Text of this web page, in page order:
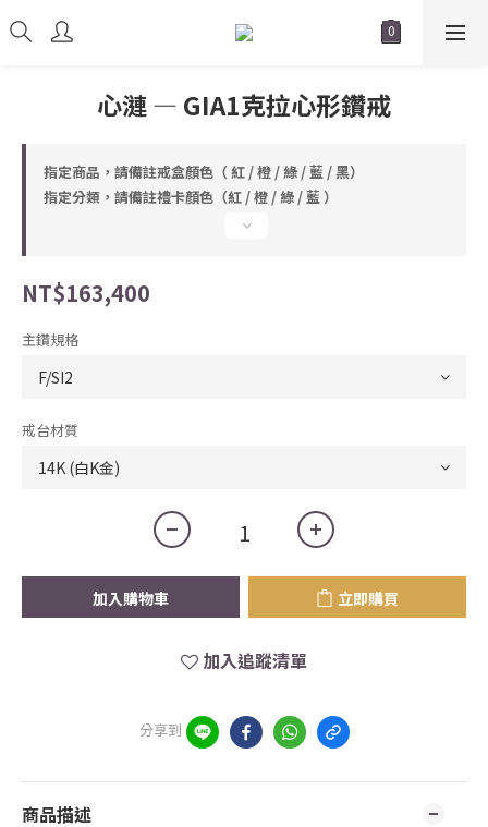
心漣 — GIA1克拉心形鑽戒
指定商品，請備註戒盒顏色（ 紅 / 橙 / 綠 / 藍 / 黑）
指定分類，請備註禮卡顏色（紅 / 橙 / 綠 / 藍 ）
NT$163,400
主鑽規格
戒台材質
加入購物車 立即購買
加入追蹤清單
分享到
商品描述